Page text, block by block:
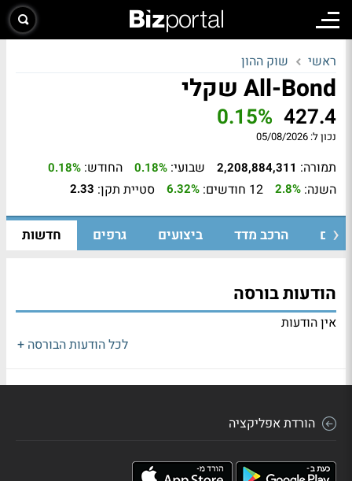
ראשי שוק ההון
All-Bond שקלי
427.4
0.15%
נכון ל: 05/08/2026
תמורה: 2,208,884,311 שבועי: 0.18% החודש: 0.18%
השנה: 2.8% 12 חודשים: 6.32% סטיית תקן: 2.33
הרכב מדד ביצועים גרפים חדשות
הודעות בורסה
אין הודעות
לכל הודעות הבורסה +
הורדת אפליקציה